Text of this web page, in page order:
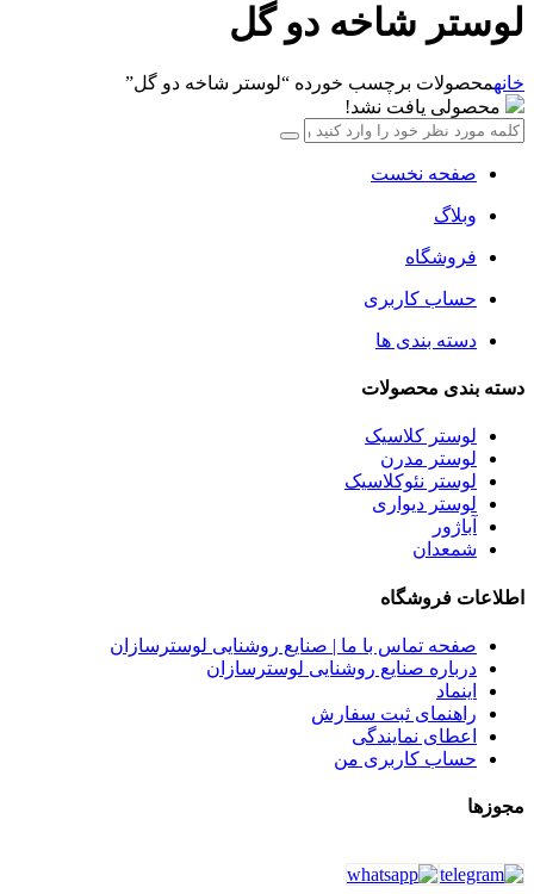
لوستر شاخه دو گل
خانهمحصولات برچسب خورده “لوستر شاخه دو گل”
محصولی یافت نشد!
صفحه نخست
وبلاگ
فروشگاه
حساب کاربری
دسته بندی ها
دسته بندی محصولات
لوستر کلاسیک
لوستر مدرن
لوستر نئوکلاسیک
لوستر دیواری
آباژور
شمعدان
اطلاعات فروشگاه
صفحه تماس با ما | صنایع روشنایی لوسترسازان
درباره صنایع روشنایی لوسترسازان
اینماد
راهنمای ثبت سفارش
اعطای نمایندگی
حساب کاربری من
مجوزها